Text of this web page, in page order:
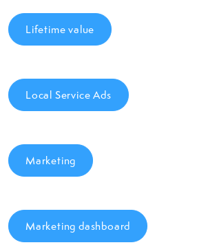
Lifetime value
Local Service Ads
Marketing
Marketing dashboard